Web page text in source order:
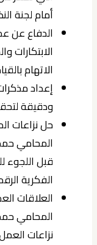
أمام لجنة
الدفاع عن
الابتكارات
الاتهام
إعداد
ودقيقة
حل نزاعات
المحامي
قبل اللجوء
الفكرية
العلاقات
المحامي
نزاعات